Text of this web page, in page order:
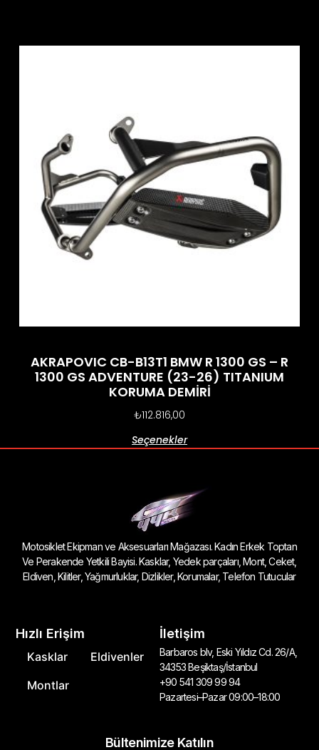
AKRAPOVIC CB-B13T1 BMW R 1300 GS – R
1300 GS ADVENTURE (23-26) TITANIUM
KORUMA DEMİRİ
₺112.816,00
Seçenekler
Motosiklet Ekipman ve Aksesuarları Mağazası. Kadın Erkek Toptan
Ve Perakende Yetkili Bayisi. Kasklar, Yedek parçaları, Mont, Ceket,
Eldiven, Kilitler, Yağmurluklar, Dizlikler, Korumalar, Telefon Tutucular
Hızlı Erişim
Kasklar
Eldivenler
Montlar
İletişim
Barbaros blv, Eski Yıldız Cd. 26/A,
34353 Beşiktaş/İstanbul
+90 541 309 99 94
Pazartesi–Pazar 09:00–18:00
Bültenimize Katılın